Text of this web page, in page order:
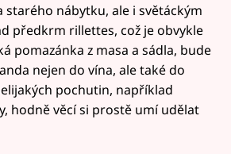
starého nábytku, ale i světáckým
předkrm rillettes, což je obvykle
pomazánka z masa a sádla, bude
nejen do vína, ale také do
pochutin, například
hodně věcí si prostě umí udělat